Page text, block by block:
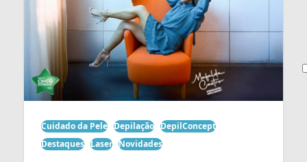
Cuidado da Pele Depilação DepilConcept
Destaques Laser Novidades